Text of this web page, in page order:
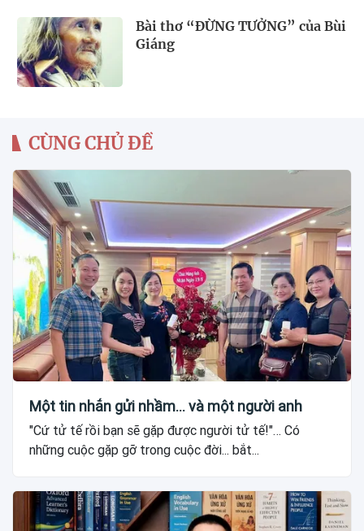
Bài thơ “ĐỪNG TƯỞNG” của Bùi
Giáng
CÙNG CHỦ ĐỀ
Một tin nhắn gửi nhầm... và một người anh
"Cứ tử tế rồi bạn sẽ gặp được người tử tế!"… Có
những cuộc gặp gỡ trong cuộc đời... bắt...